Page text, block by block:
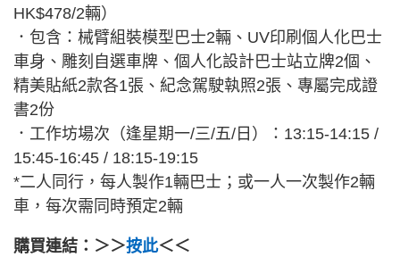
HK$478/2輛）
．包含：械臂組裝模型巴士2輛、UV印刷個人化巴士
車身、雕刻自選車牌、個人化設計巴士站立牌2個、
精美貼紙2款各1張、紀念駕駛執照2張、專屬完成證
書2份
．工作坊場次（逢星期一/三/五/日）：13:15-14:15 /
15:45-16:45 / 18:15-19:15
*二人同行，每人製作1輛巴士；或一人一次製作2輛
車，每次需同時預定2輛
購買連結：＞＞按此＜＜